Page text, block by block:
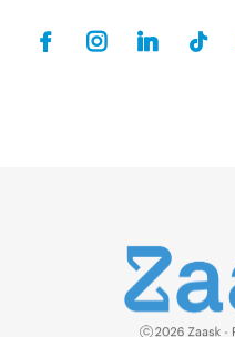
facebookinstagramlinkedintiktok